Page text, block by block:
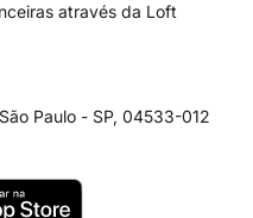
através da Loft
Paulo - SP, 04533-012